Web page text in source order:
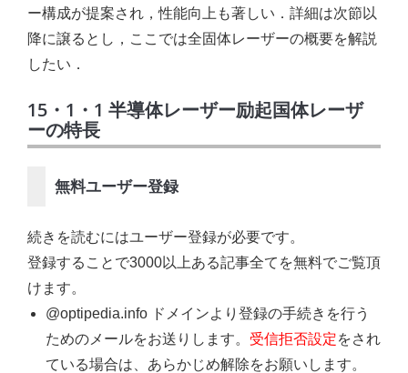
ー構成が提案され，性能向上も著しい．詳細は次節以
降に譲るとし，ここでは全固体レーザーの概要を解説
したい．
15・1・1 半導体レーザー励起国体レーザ
ーの特長
無料ユーザー登録
続きを読むにはユーザー登録が必要です。
登録することで3000以上ある記事全てを無料でご覧頂
けます。
@optipedia.info ドメインより登録の手続きを行う
ためのメールをお送りします。 受信拒否設定をされ
ている場合は、あらかじめ解除をお願いします。